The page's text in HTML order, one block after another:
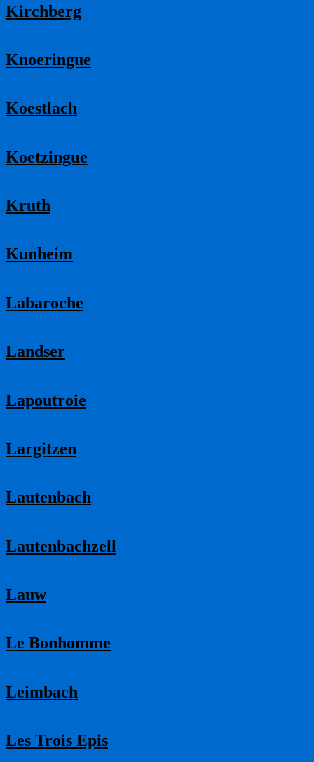
Kirchberg
Knoeringue
Koestlach
Koetzingue
Kruth
Kunheim
Labaroche
Landser
Lapoutroie
Largitzen
Lautenbach
Lautenbachzell
Lauw
Le Bonhomme
Leimbach
Les Trois Epis